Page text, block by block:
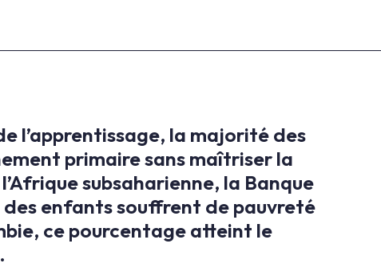
l’apprentissage, la majorité des
primaire sans maîtriser la
subsaharienne, la Banque
des enfants souffrent de pauvreté
ce pourcentage atteint le